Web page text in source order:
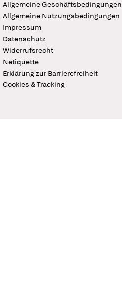
Allgemeine Geschäftsbedingungen
Allgemeine Nutzungsbedingungen
Impressum
Datenschutz
Widerrufsrecht
Netiquette
Erklärung zur Barrierefreiheit
Cookies & Tracking